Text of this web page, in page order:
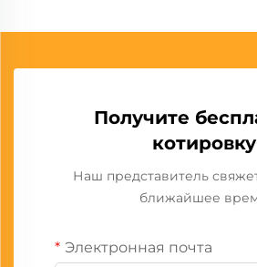
Получите
котировку
Наш представитель
ближайшее
Электронная почта